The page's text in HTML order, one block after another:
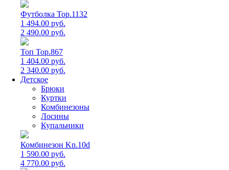
Футболка Top.1132
1 494.00 руб.
2 490.00 руб.
Топ Top.867
1 404.00 руб.
2 340.00 руб.
Детское
Брюки
Куртки
Комбинезоны
Лосины
Купальники
Комбинезон Kn.10d
1 590.00 руб.
4 770.00 руб.